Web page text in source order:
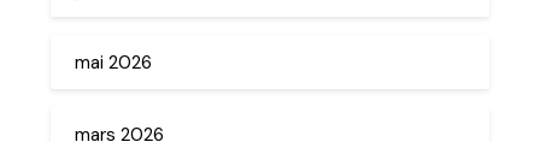
mai 2026
mars 2026